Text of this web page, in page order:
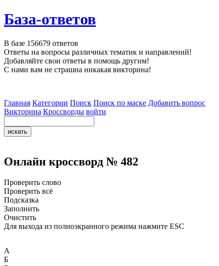
База-ответов
В базе 156679 ответов
Ответы на вопросы различных тематик и направлений!
Добавляйте свои ответы в помощь другим!
С нами вам не страшна никакая викторина!
Главная Категории Поиск Поиск по маске Добавить вопрос
Викторина Кроссворды войти
Онлайн кроссворд № 482
Проверить слово
Проверить всё
Подсказка
Заполнить
Очистить
Для выхода из полноэкранного режима нажмите ESC
А
Б